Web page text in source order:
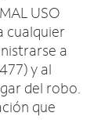
USO
cualquier
a
y al
del robo.
que